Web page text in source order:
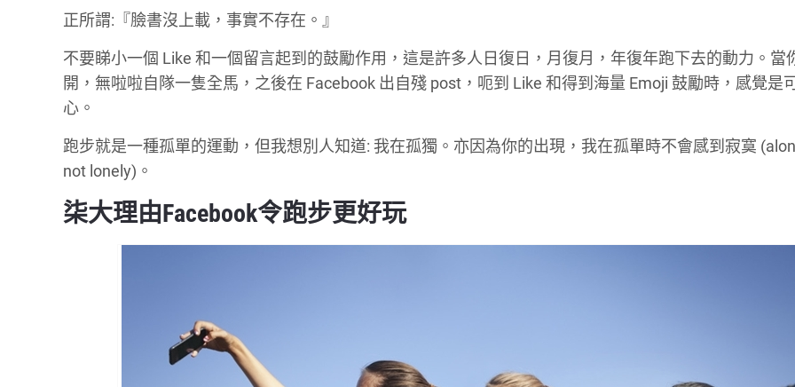
正所謂:『臉書沒上載，事實不存在。』
不要睇小一個 Like 和一個留言起到的鼓勵作用，這是許多人日復日，月復月，年復年跑下去的動力。當
開，無啦啦自隊一隻全馬，之後在 Facebook 出自殘 post，呃到 Like 和得到海量 Emoji 鼓勵時，感覺是
心。
跑步就是一種孤單的運動，但我想別人知道: 我在孤獨。亦因為你的出現，我在孤單時不會感到寂寞
not lonely)。
柒大理由Facebook令跑步更好玩